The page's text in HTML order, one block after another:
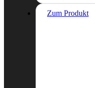
Zum Produkt